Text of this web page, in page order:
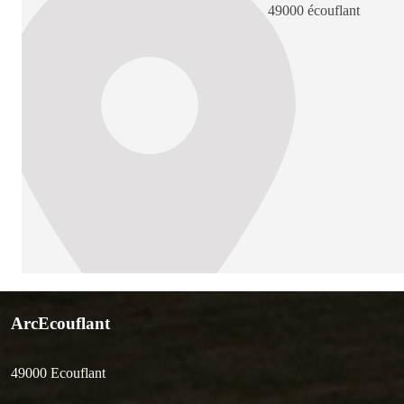
49000 écouflant
ArcEcouflant
49000 Ecouflant